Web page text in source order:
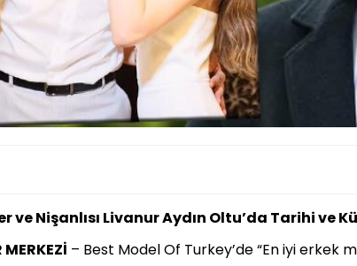
ve Nişanlısı Livanur Aydın Oltu’da Tarihi ve
MERKEZİ – Best Model Of Turkey’de “En iyi erkek